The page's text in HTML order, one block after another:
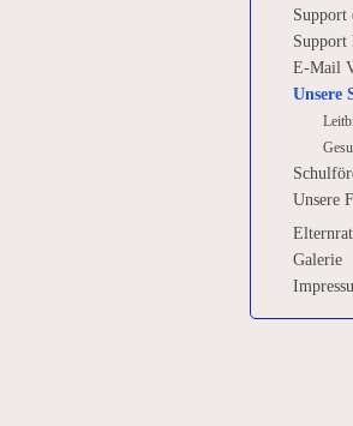
Support
Support
E-Mail
Unsere
Unsere
Elternrat
Galerie